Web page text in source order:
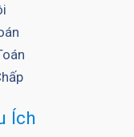
Ích